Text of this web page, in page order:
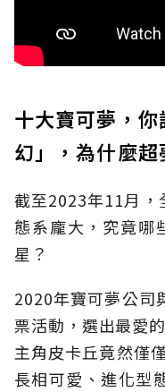
十大寶可夢，
幻」，為什麼超
截至2023年11月，
態系龐大，究竟哪
星？
2020年寶可夢公司
票活動，選出最愛
主角皮卡丘竟然僅
長相可愛、進化型